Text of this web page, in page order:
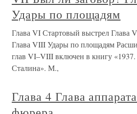
Удары по площадям
Глава VI Стартовый выстрел Глава
Глава VIII Удары по площадям
глав VI–VIII включен в книгу
Сталина». М.,
Глава 4 Глава